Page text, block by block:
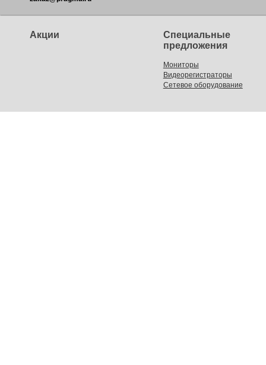
Акции
Специальные
предложения
Мониторы
Видеорегистраторы
Сетевое оборудование